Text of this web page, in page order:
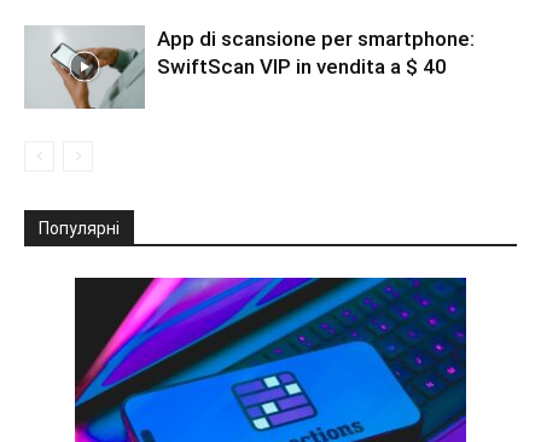
App di scansione per smartphone:
SwiftScan VIP in vendita a $ 40
Популярні